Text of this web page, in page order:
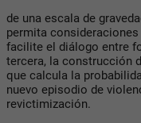
de una escala de
permita
facilite el diálogo entre
tercera, la construcción
que calcula la
nuevo episodio de
revictimización.